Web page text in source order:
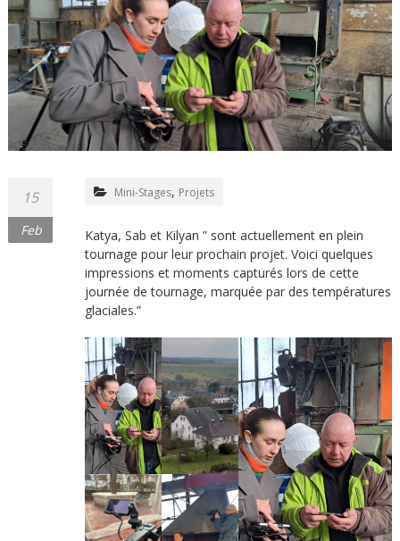
15
Feb
Mini-Stages, Projets
Katya, Sab et Kilyan ” sont actuellement en plein
tournage pour leur prochain projet. Voici quelques
impressions et moments capturés lors de cette
journée de tournage, marquée par des températures
glaciales.”